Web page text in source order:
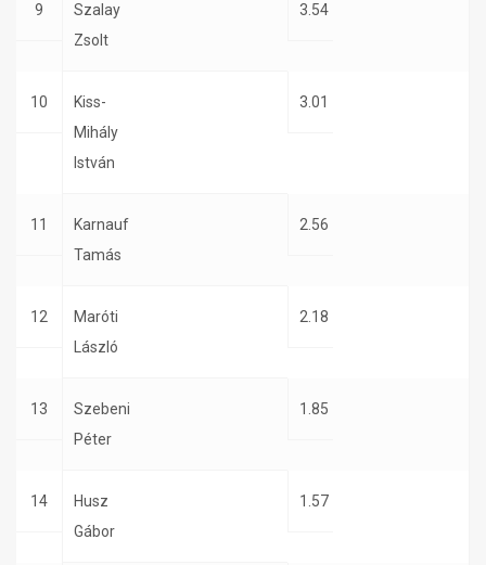
9
Szalay
Zsolt
3.54
10
Kiss-
Mihály
István
3.01
11
Karnauf
Tamás
2.56
12
Maróti
László
2.18
13
Szebeni
Péter
1.85
14
Husz
Gábor
1.57